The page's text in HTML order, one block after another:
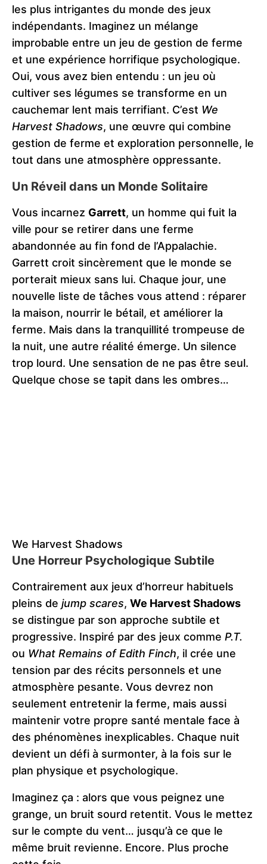
les plus intrigantes du monde des jeux
indépendants. Imaginez un mélange
improbable entre un jeu de gestion de ferme
et une expérience horrifique psychologique.
Oui, vous avez bien entendu : un jeu où
cultiver ses légumes se transforme en un
cauchemar lent mais terrifiant. C’est We
Harvest Shadows, une œuvre qui combine
gestion de ferme et exploration personnelle, le
tout dans une atmosphère oppressante.
Un Réveil dans un Monde Solitaire
Vous incarnez Garrett, un homme qui fuit la
ville pour se retirer dans une ferme
abandonnée au fin fond de l’Appalachie.
Garrett croit sincèrement que le monde se
porterait mieux sans lui. Chaque jour, une
nouvelle liste de tâches vous attend : réparer
la maison, nourrir le bétail, et améliorer la
ferme. Mais dans la tranquillité trompeuse de
la nuit, une autre réalité émerge. Un silence
trop lourd. Une sensation de ne pas être seul.
Quelque chose se tapit dans les ombres…
We Harvest Shadows
Une Horreur Psychologique Subtile
Contrairement aux jeux d’horreur habituels
pleins de jump scares, We Harvest Shadows
se distingue par son approche subtile et
progressive. Inspiré par des jeux comme P.T.
ou What Remains of Edith Finch, il crée une
tension par des récits personnels et une
atmosphère pesante. Vous devrez non
seulement entretenir la ferme, mais aussi
maintenir votre propre santé mentale face à
des phénomènes inexplicables. Chaque nuit
devient un défi à surmonter, à la fois sur le
plan physique et psychologique​.
Imaginez ça : alors que vous peignez une
grange, un bruit sourd retentit. Vous le mettez
sur le compte du vent… jusqu’à ce que le
même bruit revienne. Encore. Plus proche